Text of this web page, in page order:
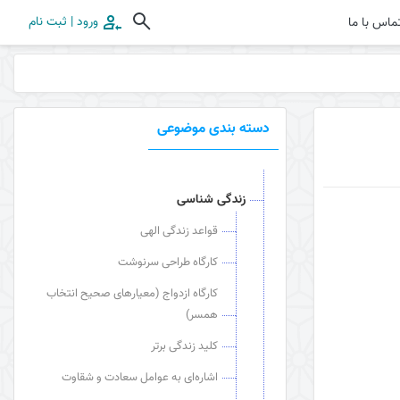
ورود | ثبت نام با ما
دسته بندی موضوعی
زندگی شناسی
قواعد زندگی الهی
کارگاه طراحی سرنوشت
کارگاه ازدواج (معیارهای صحیح انتخاب
همسر)
کلید زندگی برتر
اشاره‌ای به عوامل سعادت و شقاوت